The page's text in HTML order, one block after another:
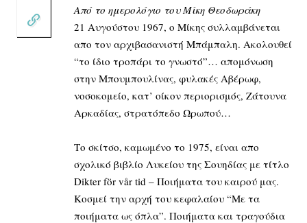
Από το ημερολόγιο του Μίκη Θεοδωράκη
21 Αυγούστου 1967, ο Μίκης συλλαμβάνεται
απο τον αρχιβασανιστή Μπάμπαλη. Ακολουθεί
“το ίδιο τροπάρι το γνωστό”… απομόνωση
στην Μπουμπουλίνας, φυλακές Αβέρωφ,
νοσοκομείο, κατ’ οίκον περιορισμός, Ζάτουνα
Αρκαδίας, στρατόπεδο Ωρωπού…
Το σκίτσο, καμωμένο το 1975, είναι απο
σχολικό βιβλίο Λυκείου της Σουηδίας με τίτλο
Dikter för vår tid – Ποιήματα του καιρού μας.
Κοσμεί την αρχή του κεφαλαίου “Με τα
ποιήματα ως όπλα”. Ποιήματα και τραγούδια